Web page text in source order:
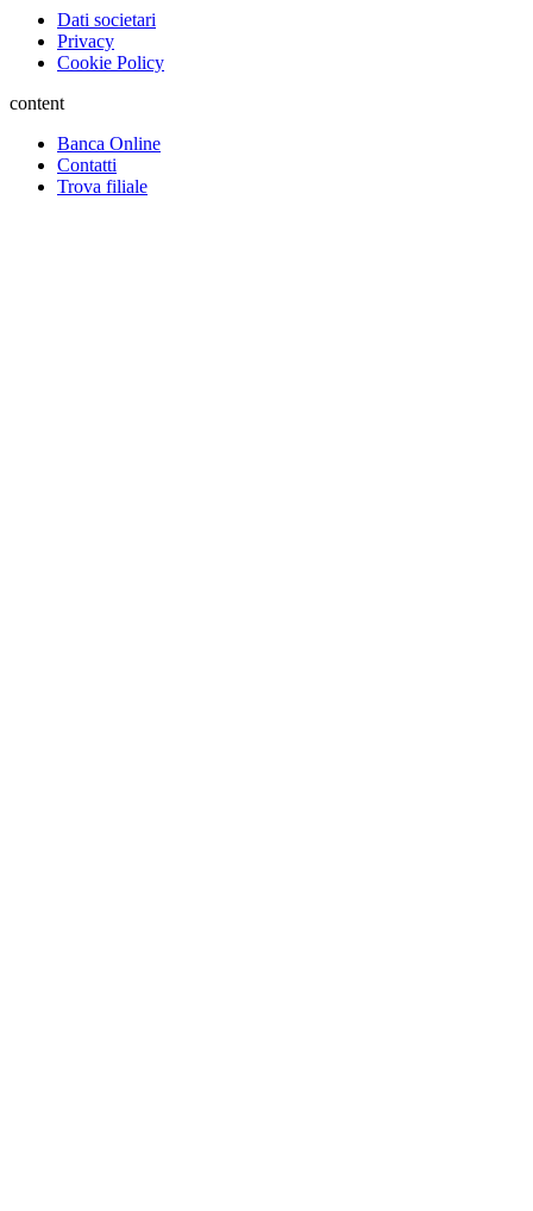
Dati societari
Privacy
Cookie Policy
content
Banca Online
Contatti
Trova filiale